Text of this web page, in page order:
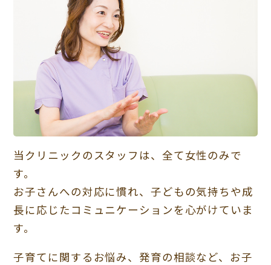
当クリニックのスタッフは、全て女性のみで
す。
お子さんへの対応に慣れ、子どもの気持ちや成
長に応じたコミュニケーションを心がけていま
す。
子育てに関するお悩み、発育の相談など、お子